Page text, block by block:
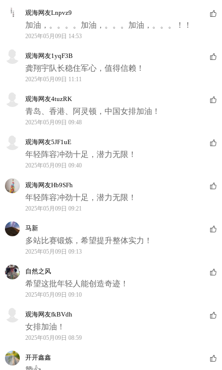
观海网友Lnpvz9
加油，。。。。加油，。。。加油，。。。！！
2025年05月09日 14:53
观海网友1yqF3B
龚翔宇队长稳住军心，值得信赖！
2025年05月09日 11:11
观海网友4tuzRK
青岛、香港、阿灵顿，中国女排加油！
2025年05月09日 09:48
观海网友5JF1uE
年轻阵容冲劲十足，潜力无限！
2025年05月09日 09:40
观海网友Hb9SFh
年轻阵容冲劲十足，潜力无限！
2025年05月09日 09:21
马新
多站比赛锻炼，希望提升整体实力！
2025年05月09日 09:13
自然之风
希望这批年轻人能创造奇迹！
2025年05月09日 09:10
观海网友fkBVdh
女排加油！
2025年05月09日 08:59
开开鑫鑫